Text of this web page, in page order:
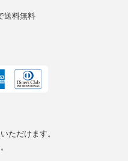
送料無料
ただけます。